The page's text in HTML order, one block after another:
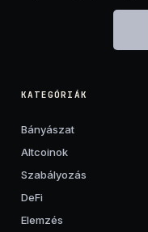
KATEGÓRIÁK
Bányászat
Altcoinok
Szabályozás
DeFi
Elemzés